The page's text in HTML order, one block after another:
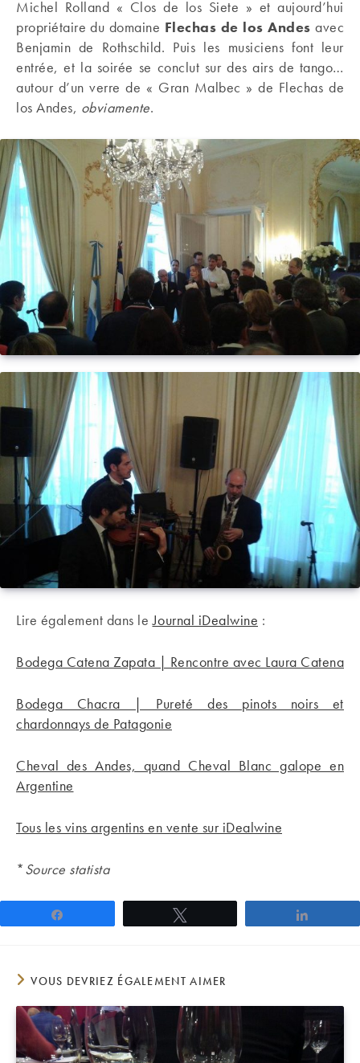
Michel Rolland « Clos de los Siete » et aujourd’hui
propriétaire du domaine Flechas de los Andes avec
Benjamin de Rothschild. Puis les musiciens font leur
entrée, et la soirée se conclut sur des airs de tango…
autour d’un verre de « Gran Malbec » de Flechas de
los Andes, obviamente.
Lire également dans leJournal iDealwine :
Bodega Catena Zapata | Rencontre avec Laura Catena
Bodega Chacra | Pureté des pinots noirs et
chardonnays de Patagonie
Cheval des Andes, quand Cheval Blanc galope en
Argentine
Tous les vins argentins en vente sur iDealwine
*Source statista
VOUS DEVRIEZ ÉGALEMENT AIMER